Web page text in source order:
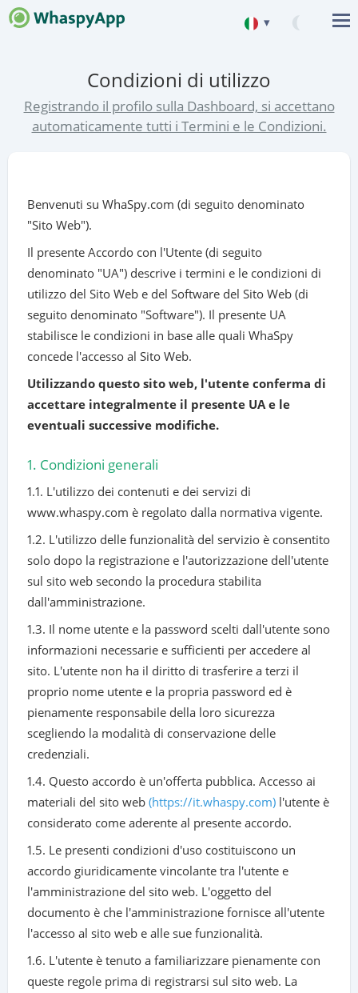
▾
Deutsch
Español
Portuguese (Brazil)
Italiano
Türkçe
Condizioni di utilizzo
Registrando il profilo sulla Dashboard, si accettano
automaticamente tutti i Termini e le Condizioni.
Benvenuti su WhaSpy.com (di seguito denominato
"Sito Web").
Il presente Accordo con l'Utente (di seguito
denominato "UA") descrive i termini e le condizioni di
utilizzo del Sito Web e del Software del Sito Web (di
seguito denominato "Software"). Il presente UA
stabilisce le condizioni in base alle quali WhaSpy
concede l'accesso al Sito Web.
Utilizzando questo sito web, l'utente conferma di
accettare integralmente il presente UA e le
eventuali successive modifiche.
1. Condizioni generali
1.1. L'utilizzo dei contenuti e dei servizi di
www.whaspy.com è regolato dalla normativa vigente.
1.2. L'utilizzo delle funzionalità del servizio è consentito
solo dopo la registrazione e l'autorizzazione dell'utente
sul sito web secondo la procedura stabilita
dall'amministrazione.
1.3. Il nome utente e la password scelti dall'utente sono
informazioni necessarie e sufficienti per accedere al
sito. L'utente non ha il diritto di trasferire a terzi il
proprio nome utente e la propria password ed è
pienamente responsabile della loro sicurezza
scegliendo la modalità di conservazione delle
credenziali.
1.4. Questo accordo è un'offerta pubblica. Accesso ai
materiali del sito web (https://it.whaspy.com) l'utente è
considerato come aderente al presente accordo.
1.5. Le presenti condizioni d'uso costituiscono un
accordo giuridicamente vincolante tra l'utente e
l'amministrazione del sito web. L'oggetto del
documento è che l'amministrazione fornisce all'utente
l'accesso al sito web e alle sue funzionalità.
1.6. L'utente è tenuto a familiarizzare pienamente con
queste regole prima di registrarsi sul sito web. La